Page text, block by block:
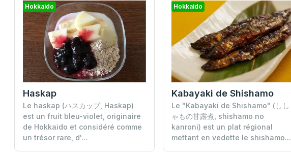
Hokkaido
Haskap
Le haskap (ハスカップ, Haskap)
est un fruit bleu-violet, originaire
de Hokkaido et considéré comme
un trésor rare, d'...
Hokkaido
Kabayaki de Shishamo
Le "Kabayaki de Shishamo" (しし
ゃもの甘露煮, shishamo no
kanroni) est un plat régional
mettant en vedette le shishamo...